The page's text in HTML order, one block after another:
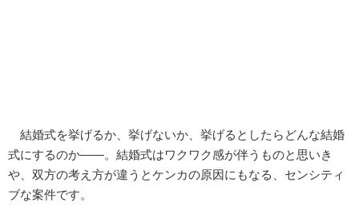
結婚式を挙げるか、挙げないか、挙げるとしたらどんな結婚
式にするのか――。結婚式はワクワク感が伴うものと思いき
や、双方の考え方が違うとケンカの原因にもなる、センシティ
ブな案件です。